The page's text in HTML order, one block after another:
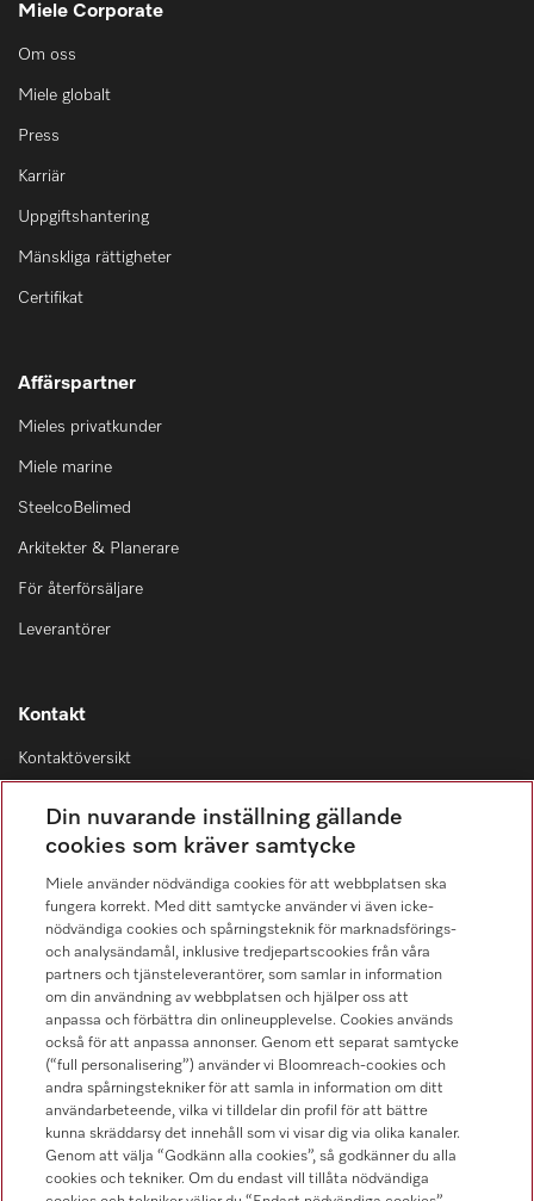
Miele Corporate
Om oss
Miele globalt
Press
Karriär
Uppgiftshantering
Mänskliga rättigheter
Certifikat
Affärspartner
Mieles privatkunder
Miele marine
SteelcoBelimed
Arkitekter & Planerare
För återförsäljare
Leverantörer
Kontakt
Kontaktöversikt
08-562 29 800
Hitta återförsäljare
Följ Miele Professional
Din nuvarande inställning gällande
cookies som kräver samtycke
Miele använder nödvändiga cookies för att webbplatsen ska
fungera korrekt. Med ditt samtycke använder vi även icke-
nödvändiga cookies och spårningsteknik för marknadsförings-
och analysändamål, inklusive tredjepartscookies från våra
partners och tjänsteleverantörer, som samlar in information
om din användning av webbplatsen och hjälper oss att
anpassa och förbättra din onlineupplevelse. Cookies används
också för att anpassa annonser. Genom ett separat samtycke
(“full personalisering”) använder vi Bloomreach-cookies och
andra spårningstekniker för att samla in information om ditt
användarbeteende, vilka vi tilldelar din profil för att bättre
kunna skräddarsy det innehåll som vi visar dig via olika kanaler.
Genom att välja “Godkänn alla cookies”, så godkänner du alla
cookies och tekniker. Om du endast vill tillåta nödvändiga